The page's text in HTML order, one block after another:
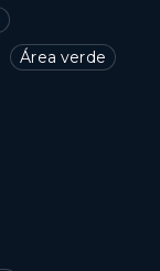
Área verde